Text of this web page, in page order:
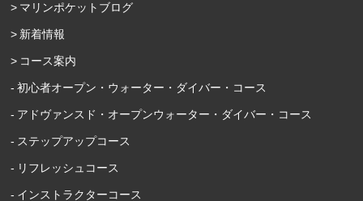
マリンポケットブログ
新着情報
コース案内
初心者オープン・ウォーター・ダイバー・コース
アドヴァンスド・オープンウォーター・ダイバー・コース
ステップアップコース
リフレッシュコース
インストラクターコース